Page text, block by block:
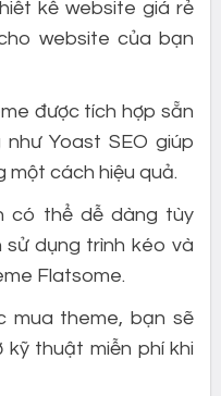
kế website giá rẻ
website của bạn
được tích hợp sẵn
Yoast SEO giúp
một cách hiệu quả.
có thể dễ dàng tùy
dụng trình kéo và
Flatsome.
mua theme, bạn sẽ
thuật miễn phí khi